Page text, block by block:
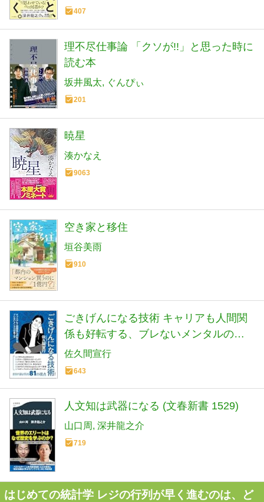
407
理不尽仕事論 「クソが!!」と思った時に
読む本
坂井風太 ぐんぴぃ
201
暁星
湊かなえ
9063
空き家と移住
垣谷美雨
910
ごきげんになる技術 キャリアも人間関
係も好転する、ブレないメンタルの整
え方
佐久間宣行
643
人文知は武器になる (文春新書 1529)
山口周 深井龍之介
719
はじめての統計学 レジの行列が早く進むのは、ど